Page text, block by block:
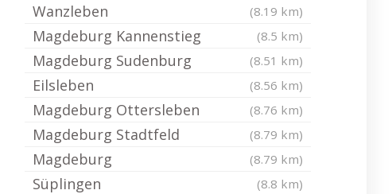
Wanzleben (8.19 km)
Magdeburg Kannenstieg (8.5 km)
Magdeburg Sudenburg (8.51 km)
Eilsleben (8.56 km)
Magdeburg Ottersleben (8.76 km)
Magdeburg Stadtfeld (8.79 km)
Magdeburg (8.79 km)
Süplingen (8.8 km)